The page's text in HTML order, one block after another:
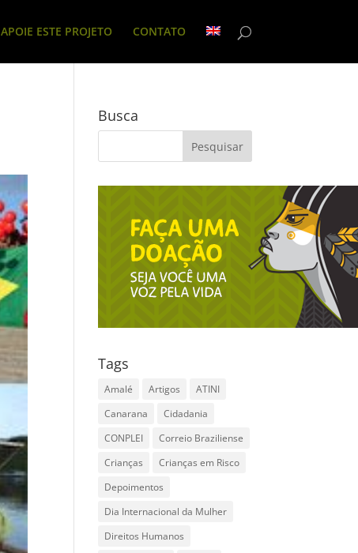
APOIE ESTE PROJETO CONTATO
Busca
Tags
Amalé Artigos
ATINI
Canarana
Cidadania
CONPLEI
Correio Braziliense
Crianças
Crianças em Risco
Depoimentos
Dia Internacional da Mulher
Direitos Humanos